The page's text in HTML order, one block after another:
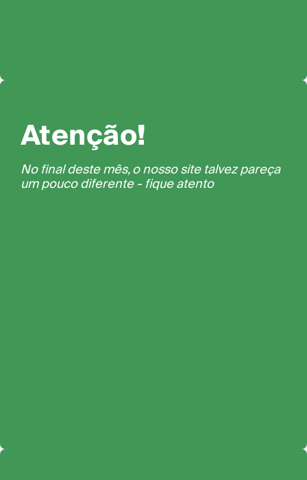
Atenção!
No final deste mês, o nosso site talvez pareça
um pouco diferente - fique atento